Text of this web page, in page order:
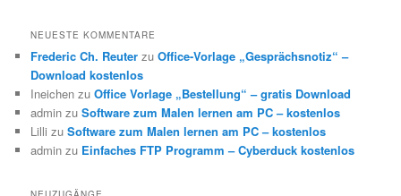
NEUESTE KOMMENTARE
Frederic Ch. Reuter zuOffice-Vorlage „Gesprächsnotiz“ –
Download kostenlos
Ineichen zuOffice Vorlage „Bestellung“ – gratis Download
admin zuSoftware zum Malen lernen am PC – kostenlos
Lilli zuSoftware zum Malen lernen am PC – kostenlos
admin zu Einfaches FTP Programm – Cyberduck kostenlos